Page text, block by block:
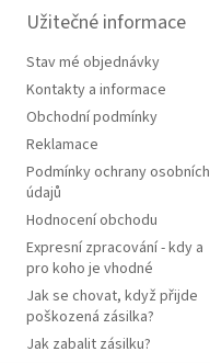
Užitečné informace
Stav mé objednávky
Kontakty a informace
Obchodní podmínky
Reklamace
Podmínky ochrany osobních
údajů
Hodnocení obchodu
Expresní zpracování - kdy a
pro koho je vhodné
Jak se chovat, když přijde
poškozená zásilka?
Jak zabalit zásilku?